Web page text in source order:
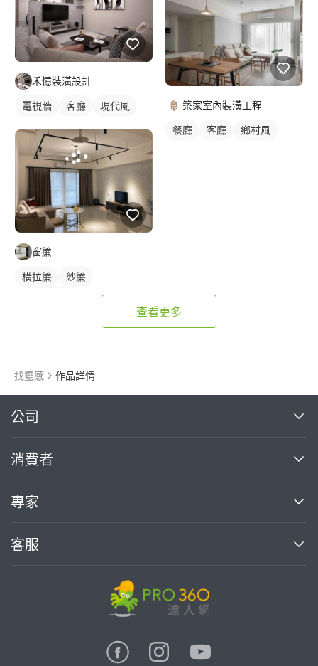
禾憶裝潢設計
電視牆 客廳 現代風
窗簾
橫拉簾
紗簾
客廳燈光設計
築家室內裝潢工程
餐廳 客廳 鄉村風
查看更多
找靈感 作品詳情
公司
關於我們
部落格
加入我們
消費者
買服務
熱門服務
專家
案件中心
客服
繼續完成